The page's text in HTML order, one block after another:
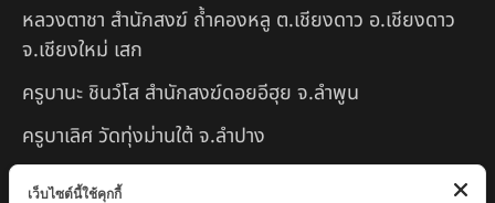
หลวงตาชา สำนักสงฆ์ ถ้ำคองหลู ต.เชียงดาว อ.เชียงดาว
จ.เชียงใหม่ เสก
ครูบานะ ชินวํโส สำนักสงฆ์ดอยอีฮุย จ.ลำพูน
ครูบาเลิศ วัดทุ่งม่านใต้ จ.ลำปาง
หลวงปู่หนู นรินโท วัดวังท่าดี จ.เพชรบูรณ์
เว็บไซต์นี้ใช้คุกกี้